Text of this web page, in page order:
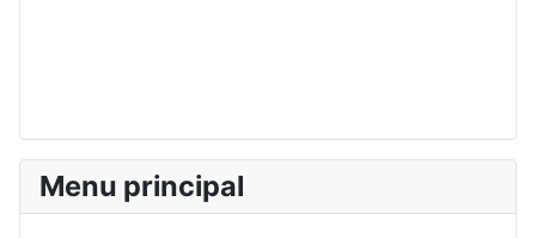
Menu principal